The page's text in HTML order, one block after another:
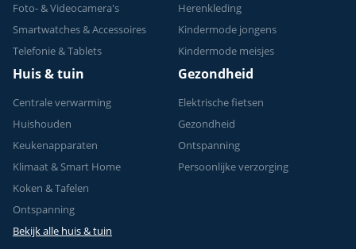
Foto- & Videocamera's
Smartwatches & Accessoires
Telefonie & Tablets
Herenkleding
Kindermode jongens
Kindermode meisjes
Huis & tuin
Centrale verwarming
Huishouden
Keukenapparaten
Klimaat & Smart Home
Koken & Tafelen
Ontspanning
Bekijk alle huis & tuin
Gezondheid
Elektrische fietsen
Gezondheid
Ontspanning
Persoonlijke verzorging